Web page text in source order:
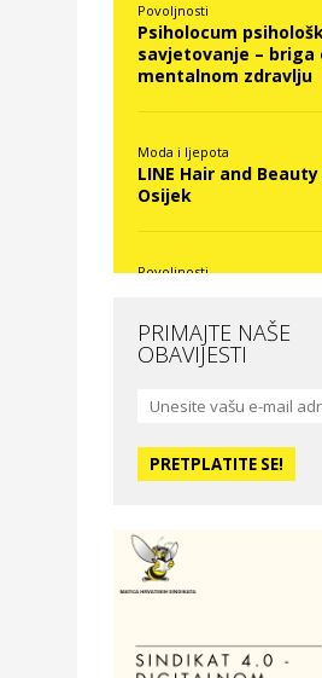
Povoljnosti
Psiholocum
savjetovanje – briga
mentalnom zdravlju
Moda i ljepota
LINE Hair and
Osijek
Povoljnosti
Moda i ljepota
studio – Osijek
Zdravlje i osiguranje
PRIMAJTE NAŠE
OBAVIJESTI